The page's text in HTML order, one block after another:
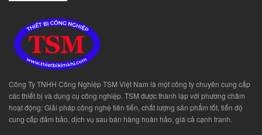
Bulgary
Công Ty TNHH Công Nghiệp TSM Việt Nam là một công ty chuyên cung cấp
các thiết bị và dụng cụ công nghiệp. TSM được thành lập với phương châm
hoạt động: Giải pháp công nghệ tiên tiến, chất lượng sản phẩm tốt, tiến độ
cung cấp đảm bảo, dịch vụ sau bán hàng hoàn hảo, giá cả cạnh tranh.